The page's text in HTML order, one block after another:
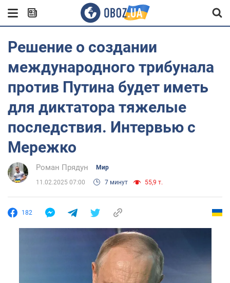
Решение о создании
международного трибунала
против Путина будет иметь
для диктатора тяжелые
последствия. Интервью с
Мережко
Роман Прядун Мир
11.02.2025 07:00 7 минут 55,9 т.
182